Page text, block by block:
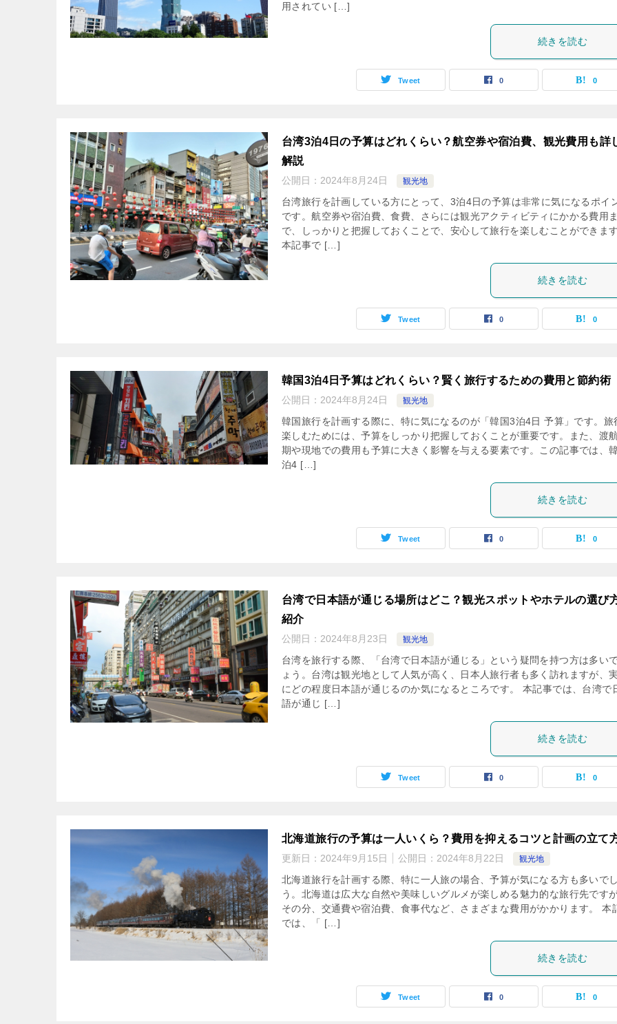
用されてい […]
続きを読む
Tweet 0 0
台湾3泊4日の予算はどれくらい？航空券や宿泊費、観光費用も詳
解説
公開日： 2024年8月24日 観光地
台湾旅行を計画している方にとって、3泊4日の予算は非常に気になるポイ
です。航空券や宿泊費、食費、さらには観光アクティビティにかかる費用ま
で、しっかりと把握しておくことで、安心して旅行を楽しむことができます
本記事で […]
続きを読む
Tweet 0 0
韓国3泊4日予算はどれくらい？賢く旅行するための費用と節約術
公開日： 2024年8月24日 観光地
韓国旅行を計画する際に、特に気になるのが「韓国3泊4日 予算」です。旅
楽しむためには、予算をしっかり把握しておくことが重要です。また、渡
期や現地での費用も予算に大きく影響を与える要素です。この記事では、
泊4 […]
続きを読む
Tweet 0 0
台湾で日本語が通じる場所はどこ？観光スポットやホテルの選び
紹介
公開日： 2024年8月23日 観光地
台湾を旅行する際、「台湾で日本語が通じる」という疑問を持つ方は多い
ょう。台湾は観光地として人気が高く、日本人旅行者も多く訪れますが、
にどの程度日本語が通じるのか気になるところです。 本記事では、台湾で
語が通じ […]
続きを読む
Tweet 0 0
北海道旅行の予算は一人いくら？費用を抑えるコツと計画の立て
更新日： 2024年9月15日 公開日： 2024年8月22日 観光地
北海道旅行を計画する際、特に一人旅の場合、予算が気になる方も多いで
う。北海道は広大な自然や美味しいグルメが楽しめる魅力的な旅行先ですが
その分、交通費や宿泊費、食事代など、さまざまな費用がかかります。 本
では、「 […]
続きを読む
Tweet 0 0